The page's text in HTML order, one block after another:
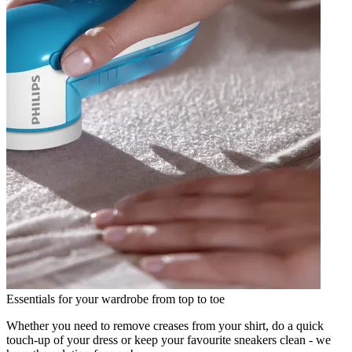
Essentials for your wardrobe from top to toe
Whether you need to remove creases from your shirt, do a quick
touch-up of your dress or keep your favourite sneakers clean - we